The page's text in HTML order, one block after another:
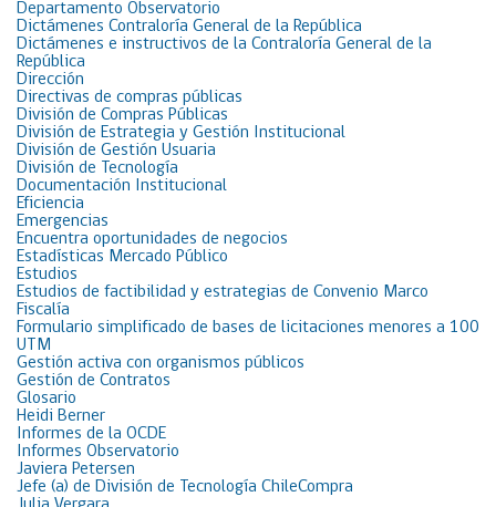
Departamento Observatorio
Dictámenes Contraloría General de la República
Dictámenes e instructivos de la Contraloría General de la
República
Dirección
Directivas de compras públicas
División de Compras Públicas
División de Estrategia y Gestión Institucional
División de Gestión Usuaria
División de Tecnología
Documentación Institucional
Eficiencia
Emergencias
Encuentra oportunidades de negocios
Estadísticas Mercado Público
Estudios
Estudios de factibilidad y estrategias de Convenio Marco
Fiscalía
Formulario simplificado de bases de licitaciones menores a 100
UTM
Gestión activa con organismos públicos
Gestión de Contratos
Glosario
Heidi Berner
Informes de la OCDE
Informes Observatorio
Javiera Petersen
Jefe (a) de División de Tecnología ChileCompra